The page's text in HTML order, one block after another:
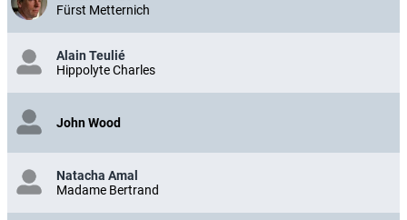
Fürst Metternich
Alain Teulié
Hippolyte Charles
John Wood
Natacha Amal
Madame Bertrand